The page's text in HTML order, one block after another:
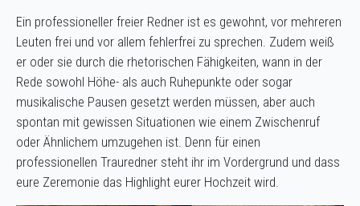
Ein professioneller freier Redner ist es gewohnt, vor mehreren
Leuten frei und vor allem fehlerfrei zu sprechen. Zudem weiß
er oder sie durch die rhetorischen Fähigkeiten, wann in der
Rede sowohl Höhe- als auch Ruhepunkte oder sogar
musikalische Pausen gesetzt werden müssen, aber auch
spontan mit gewissen Situationen wie einem Zwischenruf
oder Ähnlichem umzugehen ist. Denn für einen
professionellen Trauredner steht ihr im Vordergrund und dass
eure Zeremonie das Highlight eurer Hochzeit wird.